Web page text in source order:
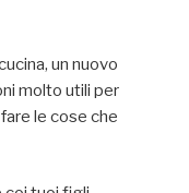
un nuovo
molto utili per
le cose che